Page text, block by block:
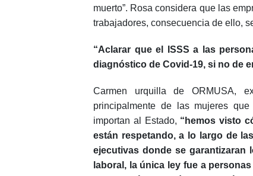
muerto”. Rosa considera que las
trabajadores, consecuencia de ello,
“Aclarar que el ISSS a las
diagnóstico de Covid-19, si no de
Carmen urquilla de ORMUSA,
principalmente de las mujeres
importan al Estado, “hemos visto
están respetando, a lo largo de
ejecutivas donde se garantizaran
laboral, la única ley fue a